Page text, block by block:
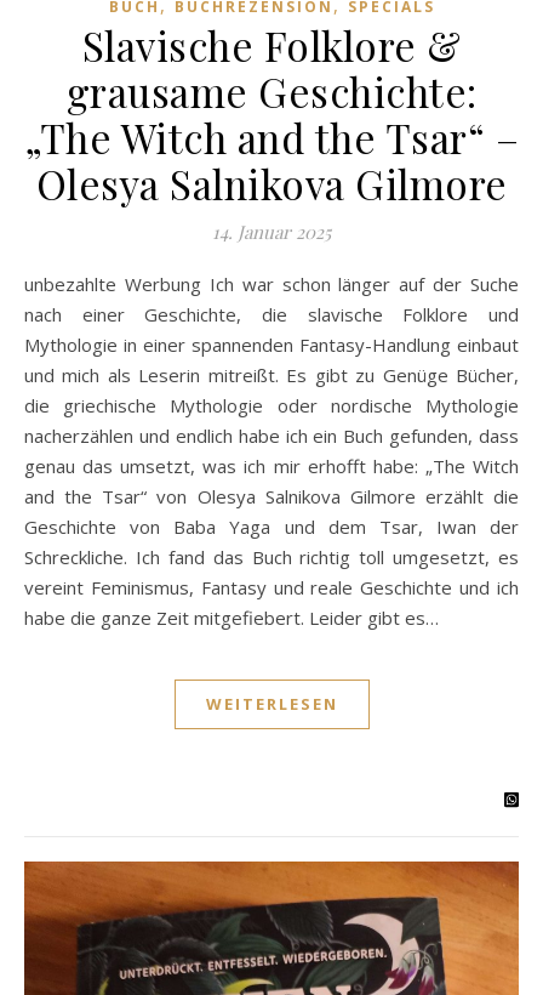
BUCH BUCHREZENSION SPECIALS
Slavische Folklore &
grausame Geschichte:
„The Witch and the Tsar“ –
Olesya Salnikova Gilmore
14. Januar 2025
unbezahlte Werbung Ich war schon länger auf der Suche
nach einer Geschichte, die slavische Folklore und
Mythologie in einer spannenden Fantasy-Handlung einbaut
und mich als Leserin mitreißt. Es gibt zu Genüge Bücher,
die griechische Mythologie oder nordische Mythologie
nacherzählen und endlich habe ich ein Buch gefunden, dass
genau das umsetzt, was ich mir erhofft habe: „The Witch
and the Tsar“ von Olesya Salnikova Gilmore erzählt die
Geschichte von Baba Yaga und dem Tsar, Iwan der
Schreckliche. Ich fand das Buch richtig toll umgesetzt, es
vereint Feminismus, Fantasy und reale Geschichte und ich
habe die ganze Zeit mitgefiebert. Leider gibt es…
WEITERLESEN